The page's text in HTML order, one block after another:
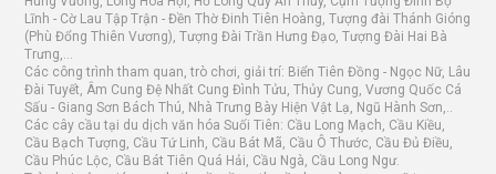
Lĩnh - Cờ Lau Tập Trận - Đền Thờ Đinh Tiên Hoàng, Tượng đài Thánh Gióng
(Phù Đổng Thiên Vương), Tượng Đài Trần Hưng Đạo, Tượng Đài Hai Bà
Trưng,...
Các công trình tham quan, trò chơi, giải trí: Biển Tiên Đồng - Ngọc Nữ, Lâu
Đài Tuyết, Âm Cung Đệ Nhất Cung Đình Tửu, Thủy Cung, Vương Quốc Cá
Sấu - Giang Sơn Bách Thú, Nhà Trưng Bày Hiện Vật Lạ, Ngũ Hành Sơn,..
Các cây cầu tại du dịch văn hóa Suối Tiên: Cầu Long Mạch, Cầu Kiều,
Cầu Bạch Tượng, Cầu Tứ Linh, Cầu Bát Mã, Cầu Ô Thước, Cầu Đủ Điều,
Cầu Phúc Lộc, Cầu Bát Tiên Quá Hải, Cầu Ngà, Cầu Long Ngư.